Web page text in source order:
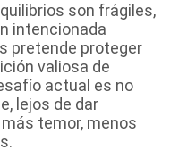
son frágiles,
intencionada
pretende proteger
valiosa de
actual es no
lejos de dar
temor, menos